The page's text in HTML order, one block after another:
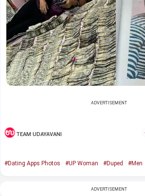
ADVERTISEMENT
TEAM UDAYAVANI
#Dating Apps Photos #UP Woman #Duped #Men
ADVERTISEMENT